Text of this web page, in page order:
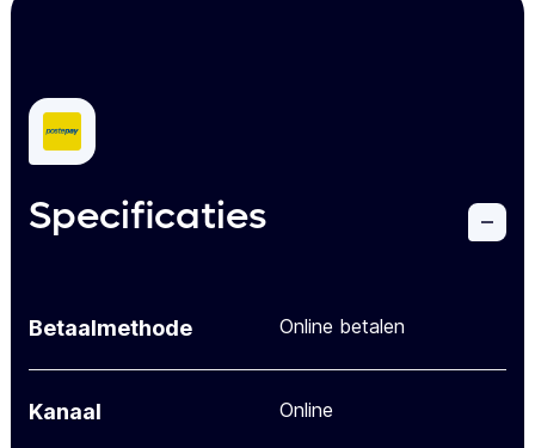
Specificaties
Betaalmethode Online betalen
Kanaal Online